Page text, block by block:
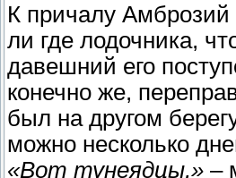
К причалу Амброзий
ли где лодочника,
давешний его
конечно же,
был на другом
можно несколько
«Вот тунеядцы,» –